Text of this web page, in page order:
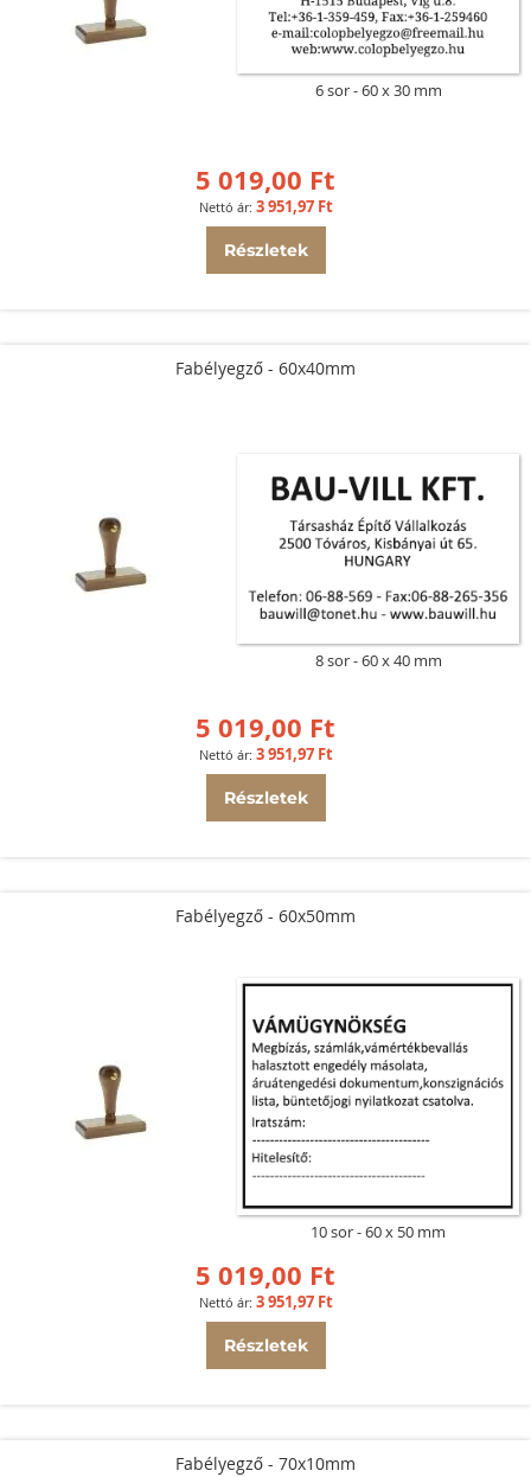
6 sor 60 x 30 mm
5 019,00 Ft
3 951,97 Ft
Részletek
Fabélyegző - 60x40mm
8 sor 60 x 40 mm
5 019,00 Ft
3 951,97 Ft
Részletek
Fabélyegző - 60x50mm
10 sor 60 x 50 mm
5 019,00 Ft
3 951,97 Ft
Részletek
Fabélyegző - 70x10mm